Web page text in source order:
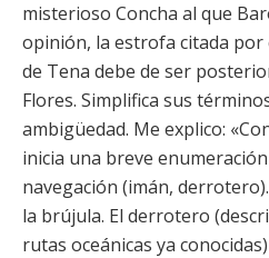
misterioso Concha al que
opinión, la estrofa citada
de Tena debe de ser
Flores. Simplifica sus
ambigüedad. Me explico:
inicia una breve
navegación (imán,
la brújula. El derrotero
rutas oceánicas ya